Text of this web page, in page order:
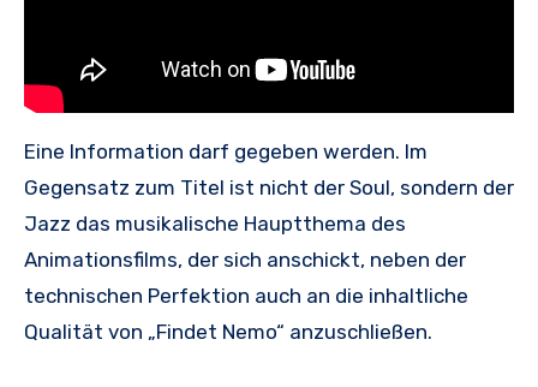
Eine Information darf gegeben werden. Im
Gegensatz zum Titel ist nicht der Soul, sondern der
Jazz das musikalische Hauptthema des
Animationsfilms, der sich anschickt, neben der
technischen Perfektion auch an die inhaltliche
Qualität von „Findet Nemo“ anzuschließen.